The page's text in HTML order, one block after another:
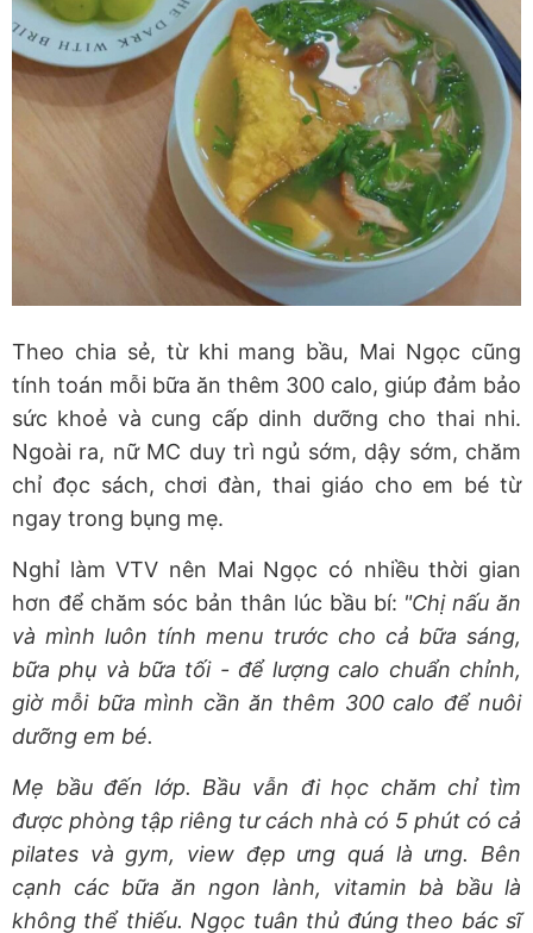
Theo chia sẻ, từ khi mang bầu, Mai Ngọc cũng
tính toán mỗi bữa ăn thêm 300 calo, giúp đảm bảo
sức khoẻ và cung cấp dinh dưỡng cho thai nhi.
Ngoài ra, nữ MC duy trì ngủ sớm, dậy sớm, chăm
chỉ đọc sách, chơi đàn, thai giáo cho em bé từ
ngay trong bụng mẹ.
Nghỉ làm VTV nên Mai Ngọc có nhiều thời gian
hơn để chăm sóc bản thân lúc bầu bí: "Chị nấu ăn
và mình luôn tính menu trước cho cả bữa sáng,
bữa phụ và bữa tối - để lượng calo chuẩn chỉnh,
giờ mỗi bữa mình cần ăn thêm 300 calo để nuôi
dưỡng em bé.
Mẹ bầu đến lớp. Bầu vẫn đi học chăm chỉ tìm
được phòng tập riêng tư cách nhà có 5 phút có cả
pilates và gym, view đẹp ưng quá là ưng. Bên
cạnh các bữa ăn ngon lành, vitamin bà bầu là
không thể thiếu. Ngọc tuân thủ đúng theo bác sĩ